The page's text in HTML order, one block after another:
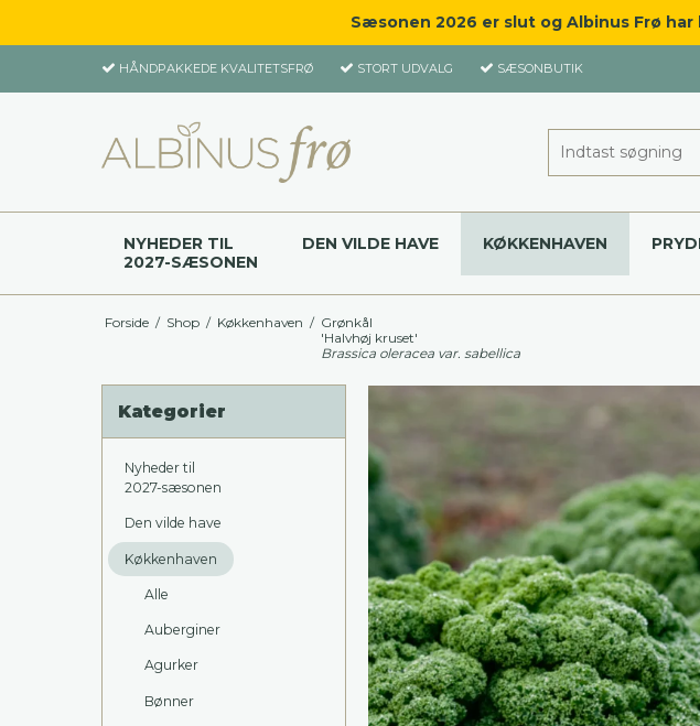
Sæsonen 2026 er slut og Albinus Frø
HÅNDPAKKEDE KVALITETSFRØ STORT UDVALG SÆSONBUTIK
NYHEDER TIL
2027-SÆSONEN
DEN VILDE HAVE KØKKENHAVEN
Forside / Shop / Køkkenhaven / Grønkål
'Halvhøj kruset'
Brassica oleracea var. sabellica
Kategorier
Nyheder til
2027-sæsonen
Den vilde have
Køkkenhaven
Alle
Auberginer
Agurker
Bønner